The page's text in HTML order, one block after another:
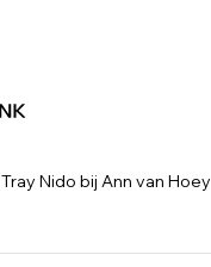
Tray Nido bij Ann van Hoey